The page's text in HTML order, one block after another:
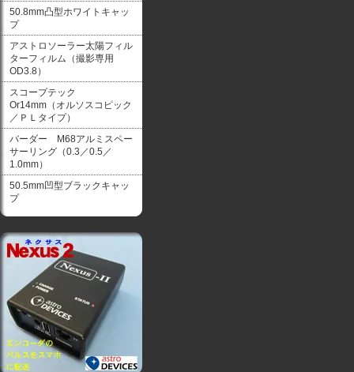
50.8mm凸型ホワイトキャッ
プ
アストロソーラー太陽フィル
ターフィルム（撮影専用
OD3.8）
スコープテック
Or14mm（オルソスコピック
／ＰＬタイプ）
バーダー M68アルミスペー
サーリング（0.3／0.5／
1.0mm）
50.5mm凹型ブラックキャッ
プ